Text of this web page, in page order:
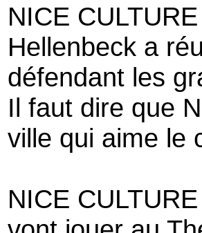
NICE
Hellenbeck a
défendant les
Il faut dire que
ville qui aime le
NICE